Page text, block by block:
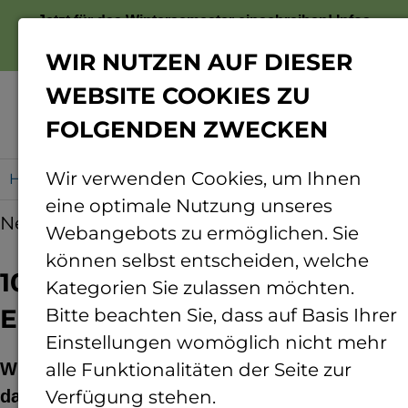
Jetzt für das Wintersemester einschreiben!Infos
Home 10 Studis, 12 Monate, 36.000 Euro
News 16.04.2026
10 Studis, 12 Monate, 36.000
Euro
Wir gratulieren den Studierenden, die sich
dank der Bürkle-Stiftung zwölf Monate lang
WIR NUTZEN AUF DIESER
WEBSITE COOKIES ZU
FOLGENDEN ZWECKEN
Wir verwenden Cookies, um Ihnen
eine optimale Nutzung unseres
Webangebots zu ermöglichen. Sie
können selbst entscheiden, welche
Kategorien Sie zulassen möchten.
Bitte beachten Sie, dass auf Basis Ihrer
Einstellungen womöglich nicht mehr
alle Funktionalitäten der Seite zur
Verfügung stehen.